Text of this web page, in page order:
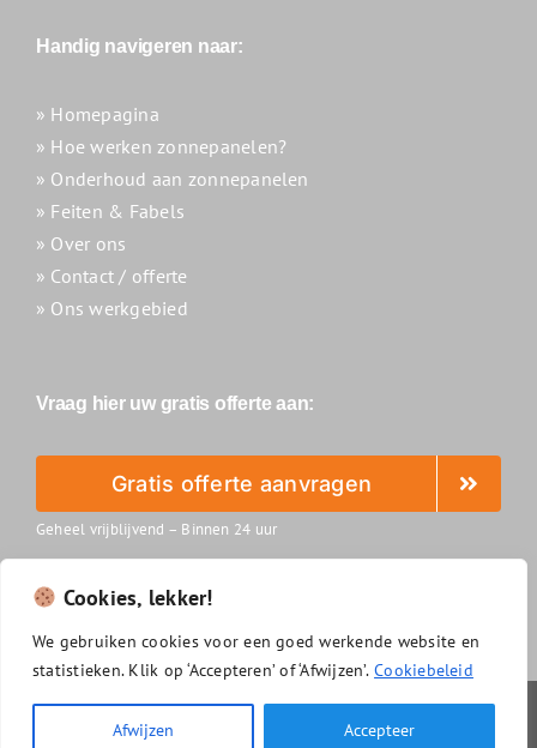
Cookies, lekker!
We gebruikencookiesvooreengoedwerkende website en
statistieken. Klik op ‘Accepteren’of ‘Afwijzen’. Cookiebeleid
Afwijzen Accepteer
Handig navigeren naar:
» Homepagina
» Hoe werken zonnepanelen?
» Onderhoud aan zonnepanelen
» Feiten & Fabels
» Over ons
» Contact / offerte
» Ons werkgebied
Vraag hier uw gratis offerte aan:
Gratis offerte aanvragen
Geheel vrijblijvend – Binnen 24 uur
Privacyverklaring
Cookiebeleid